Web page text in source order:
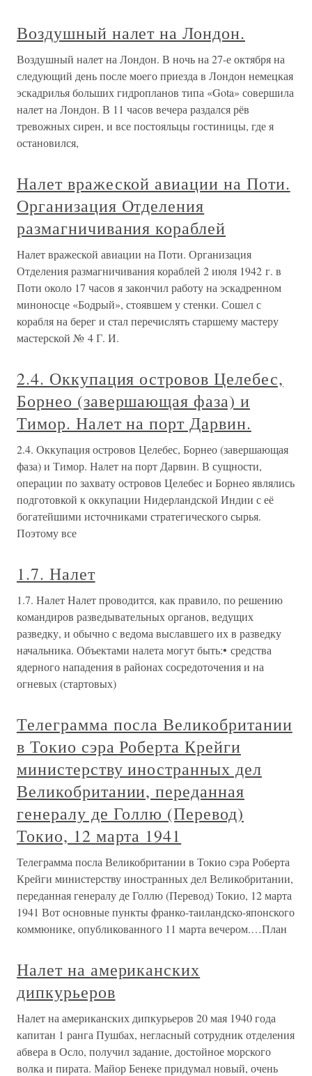
Воздушный налет на Лондон.
Воздушный налет на Лондон. В ночь на 27-е октября на
следующий день после моего приезда в Лондон немецкая
эскадрилья больших гидропланов типа «Gota» совершила
налет на Лондон. В 11 часов вечера раздался рёв
тревожных сирен, и все постояльцы гостиницы, где я
остановился,
Налет вражеской авиации на Поти.
Организация Отделения
размагничивания кораблей
Налет вражеской авиации на Поти. Организация
Отделения размагничивания кораблей 2 июля 1942 г. в
Поти около 17 часов я закончил работу на эскадренном
миноносце «Бодрый», стоявшем у стенки. Сошел с
корабля на берег и стал перечислять старшему мастеру
мастерской № 4 Г. И.
2.4. Оккупация островов Целебес,
Борнео (завершающая фаза) и
Тимор. Налет на порт Дарвин.
2.4. Оккупация островов Целебес, Борнео (завершающая
фаза) и Тимор. Налет на порт Дарвин. В сущности,
операции по захвату островов Целебес и Борнео являлись
подготовкой к оккупации Нидерландской Индии с её
богатейшими источниками стратегического сырья.
Поэтому все
1.7. Налет
1.7. Налет Налет проводится, как правило, по решению
командиров разведывательных органов, ведущих
разведку, и обычно с ведома выславшего их в разведку
начальника. Объектами налета могут быть:• средства
ядерного нападения в районах сосредоточения и на
огневых (стартовых)
Телеграмма посла Великобритании
в Токио сэра Роберта Крейги
министерству иностранных дел
Великобритании, переданная
генералу де Голлю (Перевод)
Токио, 12 марта 1941
Телеграмма посла Великобритании в Токио сэра Роберта
Крейги министерству иностранных дел Великобритании,
переданная генералу де Голлю (Перевод) Токио, 12 марта
1941 Вот основные пункты франко-таиландско-японского
коммюнике, опубликованного 11 марта вечером.…План
Налет на американских
дипкурьеров
Налет на американских дипкурьеров 20 мая 1940 года
капитан 1 ранга Пушбах, негласный сотрудник отделения
абвера в Осло, получил задание, достойное морского
волка и пирата. Майор Бенеке придумал новый, очень